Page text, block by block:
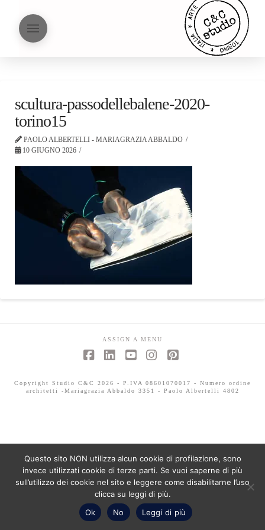
scultura-passodellebalene-2020-
torino15
PAOLO ALBERTELLI - MARIAGRAZIA ABBALDO
10 GIUGNO 2026
ASSIGN A MENU
Copyright Studio C&C 2026 - P.IVA 08601070017 - Numero ordine
architetti -Mariagrazia Abbaldo 3351 - Paolo Albertelli 4802
Questo sito NON utilizza alcun cookie di profilazione, sono
invece utilizzati cookie di terze parti. Se vuoi saperne di più
sull’utilizzo dei cookie nel sito e leggere come disabilitarne l’uso
clicca su leggi di più.
Ok
No Leggi di più